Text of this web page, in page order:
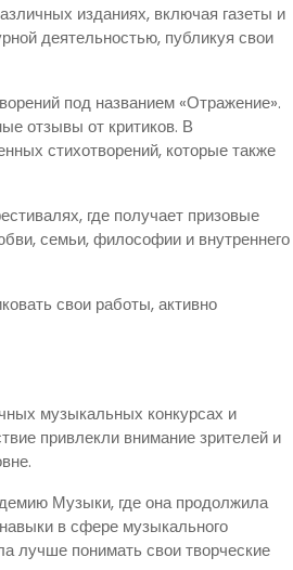
изданиях, включая газеты и
деятельностью, публикуя свои
под названием «Отражение».
отзывы от критиков. В
стихотворений, которые также
где получает призовые
семьи, философии и внутреннего
свои работы, активно
музыкальных конкурсах и
привлекли внимание зрителей и
Музыки, где она продолжила
в сфере музыкального
лучше понимать свои творческие